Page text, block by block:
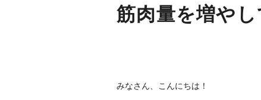
筋肉量を増や
みなさん、こんにちは！